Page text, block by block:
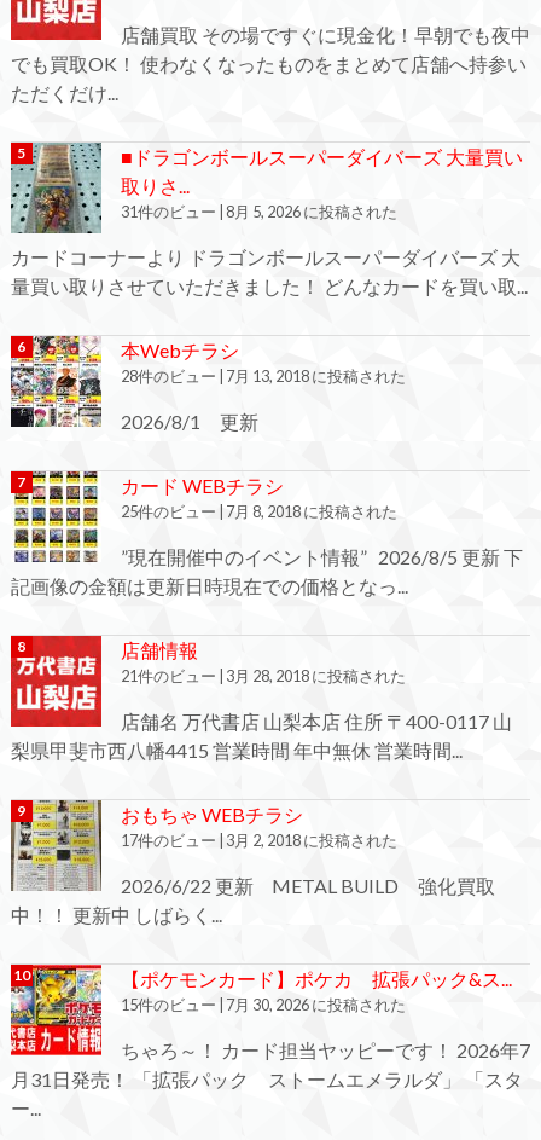
店舗買取 その場ですぐに現金化！早朝でも夜中
でも買取OK！ 使わなくなったものをまとめて店舗へ持参い
ただくだけ...
■ドラゴンボールスーパーダイバーズ 大量買い
取りさ...
31件のビュー 8月 5, 2026 に投稿された
カードコーナーより ドラゴンボールスーパーダイバーズ 大
量買い取りさせていただきました！ どんなカードを買い取...
本Webチラシ
28件のビュー 7月 13, 2018 に投稿された
2026/8/1 更新
カード WEBチラシ
25件のビュー 7月 8, 2018 に投稿された
”現在開催中のイベント情報” 2026/8/5 更新 下
記画像の金額は更新日時現在での価格となっ...
店舗情報
21件のビュー 3月 28, 2018 に投稿された
店舗名 万代書店 山梨本店 住所 〒400-0117 山
梨県甲斐市西八幡4415 営業時間 年中無休 営業時間...
おもちゃ WEBチラシ
17件のビュー 3月 2, 2018 に投稿された
2026/6/22 更新 METAL BUILD 強化買取
中！！ 更新中 しばらく...
【ポケモンカード】ポケカ 拡張パック&ス...
15件のビュー 7月 30, 2026 に投稿された
ちゃろ～！ カード担当ヤッピーです！ 2026年7
月31日発売！ 「拡張パック ストームエメラルダ」 「スタ
ー...